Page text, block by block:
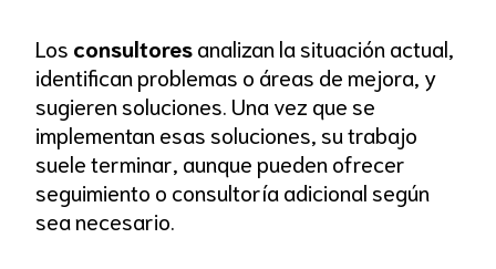
Los consultoresanalizan la situación actual,
identifican problemas o áreas de mejora, y
sugieren soluciones. Una vez que se
implementan esas soluciones, su trabajo
suele terminar, aunque pueden ofrecer
seguimiento o consultoría adicional según
sea necesario.